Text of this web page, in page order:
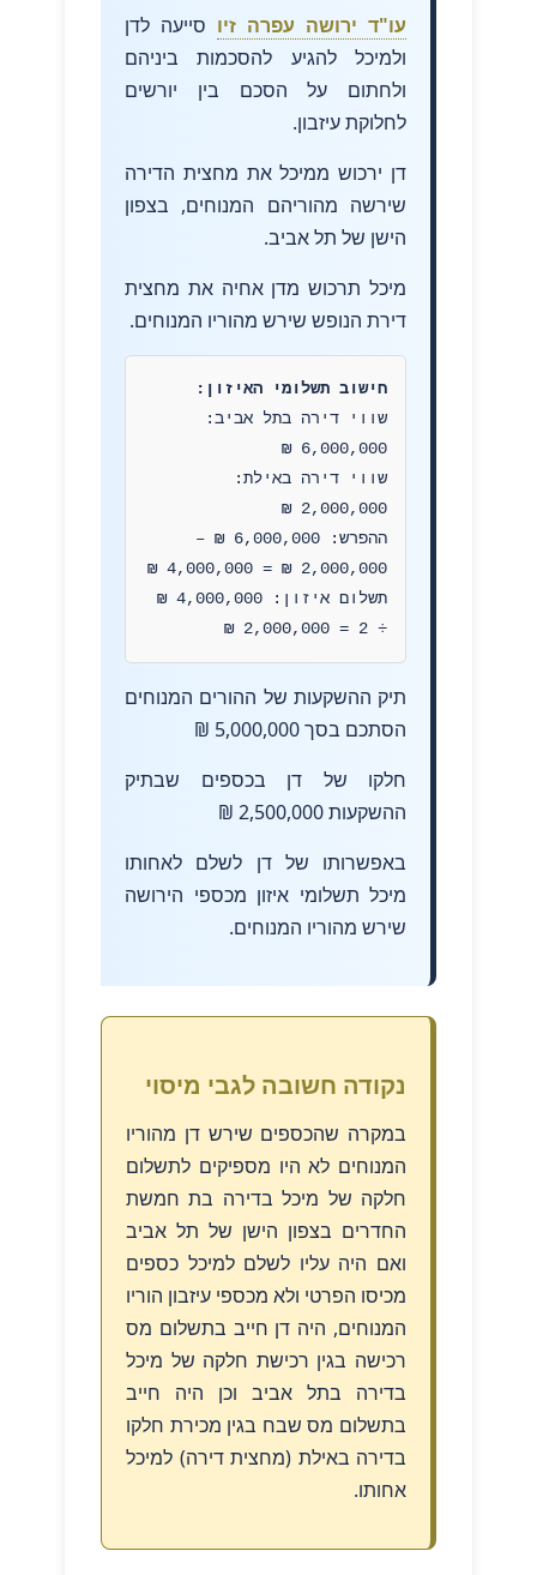
עו"ד ירושה עפרה זיוסייעה לדן
ולמיכל להגיע להסכמות ביניהם
ולחתום על הסכם בין יורשים
לחלוקת עיזבון.
דן ירכוש ממיכל את מחצית הדירה
שירשה מהוריהם המנוחים, בצפון
הישן של תל אביב.
מיכל תרכוש מדן אחיה את מחצית
דירת הנופש שירש מהוריו המנוחים.
חישוב תשלומי האיזון:
שווי דירה בתל אביב:
6,000,000 ₪
שווי דירה באילת:
2,000,000 ₪
ההפרש: 6,000,000 ₪ –
2,000,000 ₪ = 4,000,000 ₪
תשלום איזון: 4,000,000 ₪
תיק ההשקעות של ההורים המנוחים
הסתכם בסך 5,000,000 ₪
חלקו של דן בכספים שבתיק
ההשקעות 2,500,000 ₪
באפשרותו של דן לשלם לאחותו
מיכל תשלומי איזון מכספי הירושה
שירש מהוריו המנוחים.
נקודה חשובה לגבי מיסוי
במקרה שהכספים שירש דן מהוריו
המנוחים לא היו מספיקים לתשלום
חלקה של מיכל בדירה בת חמשת
החדרים בצפון הישן של תל אביב
ואם היה עליו לשלם למיכל כספים
מכיסו הפרטי ולא מכספי עיזבון הוריו
המנוחים, היה דן חייב בתשלום מס
רכישה בגין רכישת חלקה של מיכל
בדירה בתל אביב וכן היה חייב
בתשלום מס שבח בגין מכירת חלקו
בדירה באילת (מחצית דירה) למיכל
אחותו.